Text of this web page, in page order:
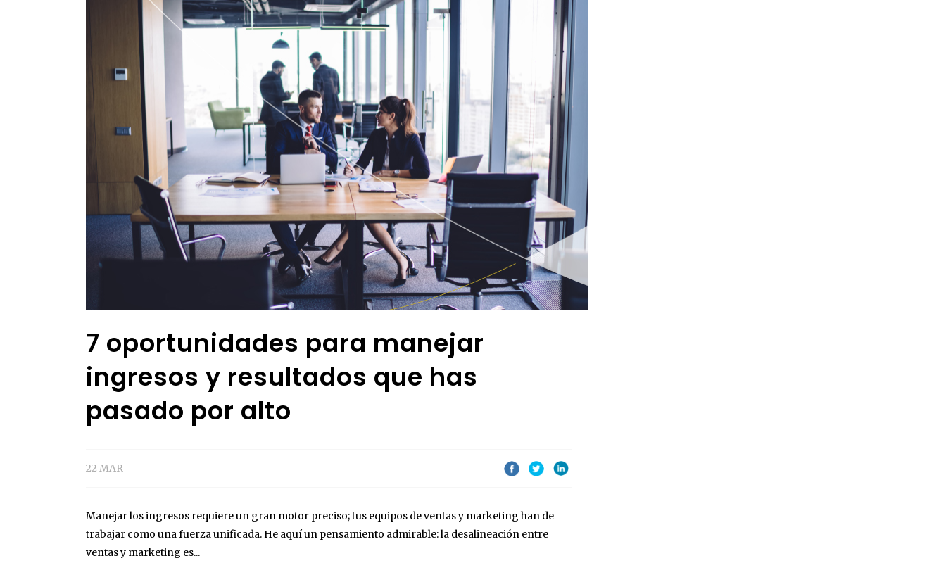
7 oportunidades para manejar
ingresos y resultados que has
pasado por alto
22 MAR
Manejar los ingresos requiere un gran motor preciso; tus equipos de ventas y marketing han de
trabajar como una fuerza unificada. He aquí un pensamiento admirable: la desalineación entre
ventas y marketing es...